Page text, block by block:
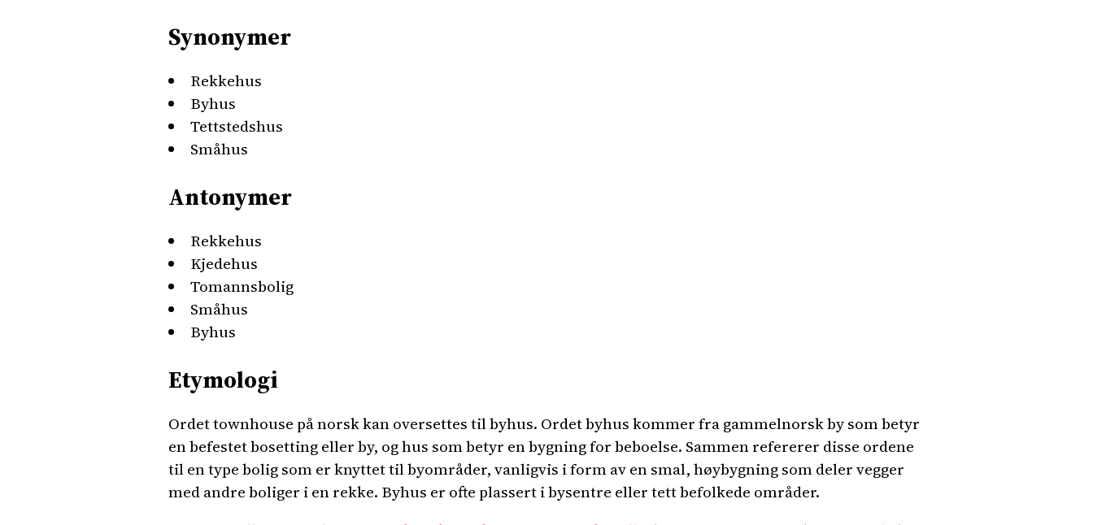
Synonymer
Rekkehus
Byhus
Tettstedshus
Småhus
Antonymer
Rekkehus
Kjedehus
Tomannsbolig
Småhus
Byhus
Etymologi
Ordet townhouse på norsk kan oversettes til byhus. Ordet byhus kommer fra gammelnorsk by som betyr
en befestet bosetting eller by, og hus som betyr en bygning for beboelse. Sammen refererer disse ordene
til en type bolig som er knyttet til byområder, vanligvis i form av en smal, høybygning som deler vegger
med andre boliger i en rekke. Byhus er ofte plassert i bysentre eller tett befolkede områder.